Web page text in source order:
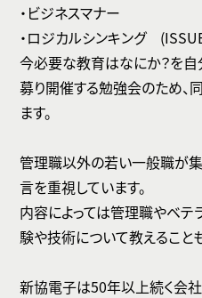
・ビジネスマナー
・ロジカルシンキング
今必要な教育はなにか？を自
募り開催する勉強会のため、
ます。
管理職以外の若い一般職が集
言を重視しています。
内容によっては管理職やベテ
験や技術について教えること
新協電子は50年以上続く会